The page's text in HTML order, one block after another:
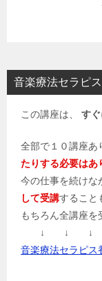
音楽療法セラピ
この講座は、 すぐ
全部で１０講座あ
たりする必要はあ
今の仕事を続けな
して受講すること
もちろん全講座を
↓ ↓ ↓
音楽療法セラピス